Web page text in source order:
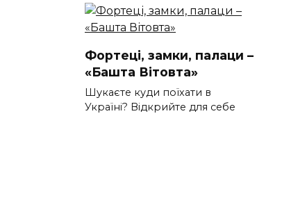
Фортеці, замки, палаци –
«Башта Вітовта»
Шукаєте куди поїхати в
Україні? Відкрийте для себе